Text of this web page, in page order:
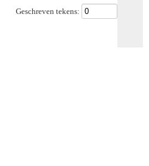
Geschreven tekens: